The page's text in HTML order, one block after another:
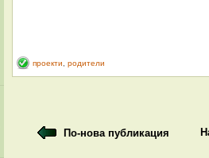
проекти родители
По-нова публикация